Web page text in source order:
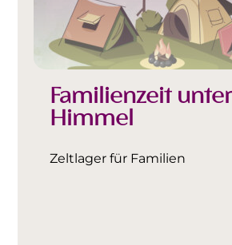
Familienzeit
Himmel
Zeltlager für Familien